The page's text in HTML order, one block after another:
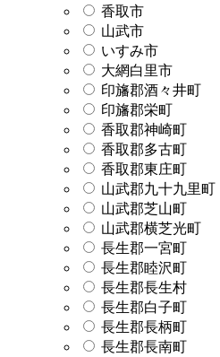
香取市
山武市
いすみ市
大網白里市
印旛郡酒々井町
印旛郡栄町
香取郡神崎町
香取郡多古町
香取郡東庄町
山武郡九十九里町
山武郡芝山町
山武郡横芝光町
長生郡一宮町
長生郡睦沢町
長生郡長生村
長生郡白子町
長生郡長柄町
長生郡長南町